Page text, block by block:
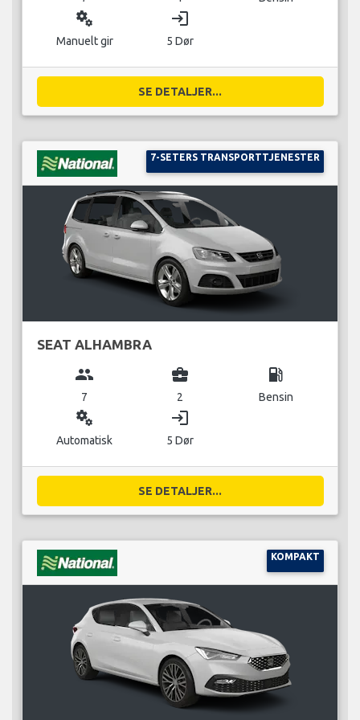
miscellaneous_services
Manuelt gir
login
5 Dør
SE DETALJER...
7-SETERS TRANSPORTTJENESTER
SEAT ALHAMBRA
group
7
business_center
2
local_gas_station
Bensin
miscellaneous_services
Automatisk
login
5 Dør
SE DETALJER...
KOMPAKT